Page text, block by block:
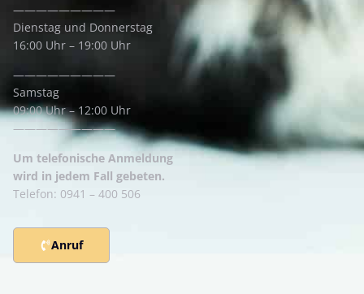
—————————
Dienstag und Donnerstag
16:00 Uhr – 19:00 Uhr
—————————
Samstag
09:00 Uhr – 12:00 Uhr
—————————
Um telefonische Anmeldung
wird in jedem Fall gebeten.
Telefon: 0941 – 400 506
Anruf